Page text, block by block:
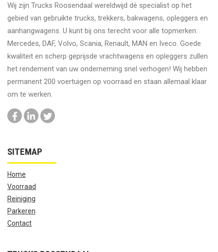
Wij zijn Trucks Roosendaal wereldwijd dé specialist op het
gebied van gebruikte trucks, trekkers, bakwagens, opleggers en
aanhangwagens. U kunt bij ons terecht voor alle topmerken:
Mercedes, DAF, Volvo, Scania, Renault, MAN en Iveco. Goede
kwaliteit en scherp geprijsde vrachtwagens en opleggers zullen
het rendement van uw onderneming snel verhogen! Wij hebben
permanent 200 voertuigen op voorraad en staan allemaal klaar
om te werken.
SITEMAP
Home
Voorraad
Reiniging
Parkeren
Contact